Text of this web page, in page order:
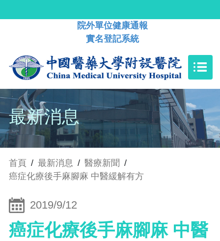
院外單位健康通報
實名登記系統
最新消息
首頁 / 最新消息 / 醫療新聞 /
癌症化療後手麻腳麻 中醫緩解有方
2019/9/12
癌症化療後手麻腳麻 中醫